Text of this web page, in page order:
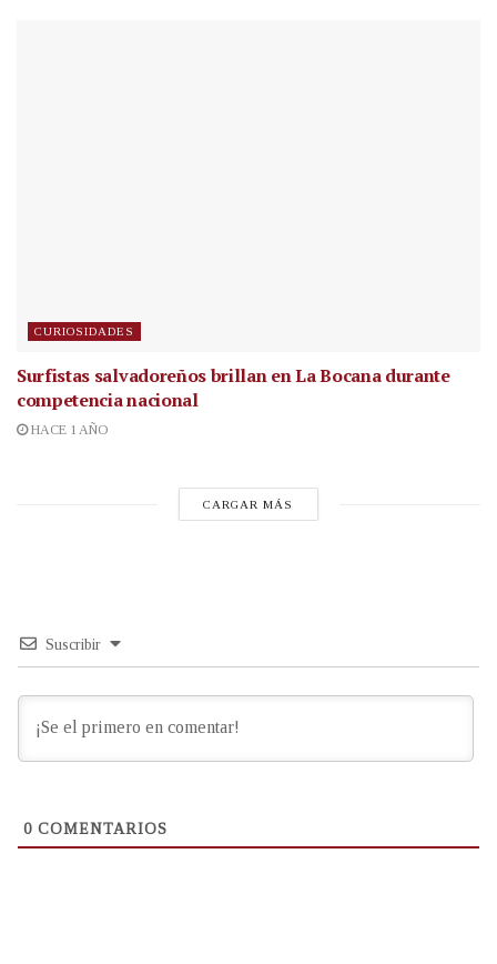
CURIOSIDADES
Surfistas salvadoreños brillan en La Bocana durante
competencia nacional
HACE 1 AÑO
CARGAR MÁS
Suscribir
0 COMENTARIOS